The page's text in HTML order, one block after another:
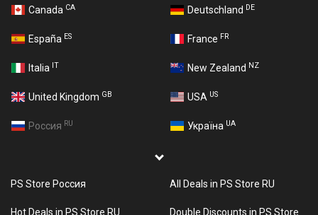
Canada CA Deutschland DE
España ES France FR
Italia IT New Zealand NZ
United Kingdom GB USA US
Россия RU Україна UA
PS Store Россия All Deals in PS Store RU
Hot Deals in PS Store RU Double Discounts in PS Store